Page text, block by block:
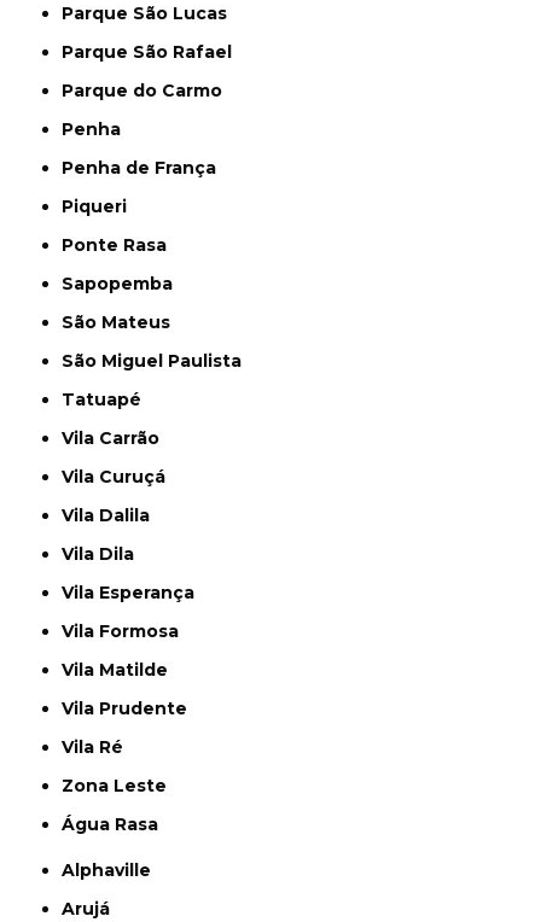
Parque São Lucas
Parque São Rafael
Parque do Carmo
Penha
Penha de França
Piqueri
Ponte Rasa
Sapopemba
São Mateus
São Miguel Paulista
Tatuapé
Vila Carrão
Vila Curuçá
Vila Dalila
Vila Dila
Vila Esperança
Vila Formosa
Vila Matilde
Vila Prudente
Vila Ré
Zona Leste
Água Rasa
Alphaville
Arujá